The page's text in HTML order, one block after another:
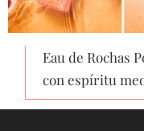
Eau de Rochas
con espíritu